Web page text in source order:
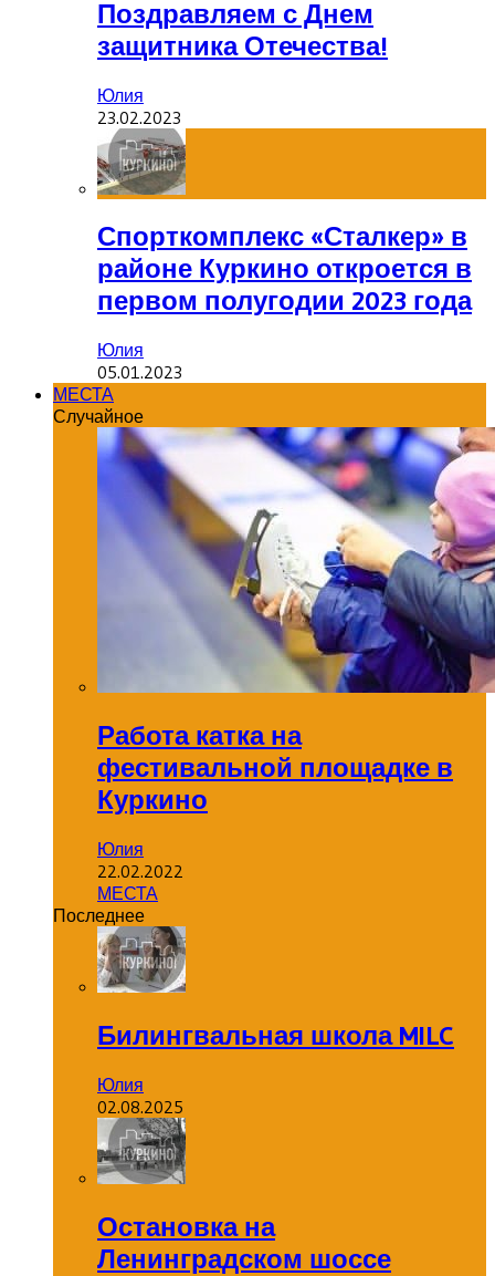
Поздравляем с Днем
защитника Отечества!
Юлия
23.02.2023
Спорткомплекс «Сталкер» в
районе Куркино откроется в
первом полугодии 2023 года
Юлия
05.01.2023
МЕСТА
Случайное
Работа катка на
фестивальной площадке в
Куркино
Юлия
22.02.2022
МЕСТА
Последнее
Билингвальная школа MILC
Юлия
02.08.2025
Остановка на
Ленинградском шоссе